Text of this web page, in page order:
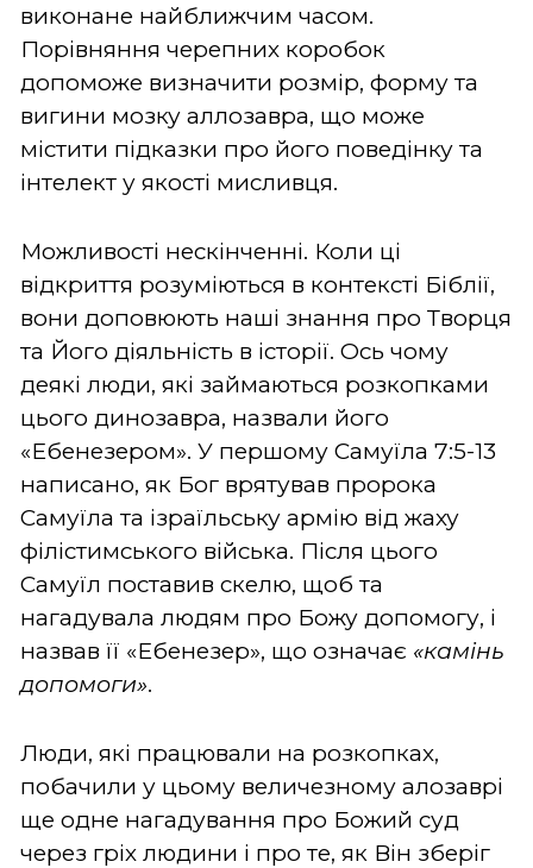
виконане найближчим часом.
Порівняння черепних коробок
допоможе визначити розмір, форму та
вигини мозку аллозавра, що може
містити підказки про його поведінку та
інтелект у якості мисливця.
Можливості нескінченні. Коли ці
відкриття розуміються в контексті Біблії,
вони доповюють наші знання про Творця
та Його діяльність в історії. Ось чому
деякі люди, які займаються розкопками
цього динозавра, назвали його
«Ебенезером». У першому Самуїла 7:5-13
написано, як Бог врятував пророка
Самуїла та ізраїльську армію від жаху
філістимського війська. Після цього
Самуїл поставив скелю, щоб та
нагадувала людям про Божу допомогу, і
назвав її «Ебенезер», що означає «камінь
допомоги».
Люди, які працювали на розкопках,
побачили у цьому величезному алозаврі
ще одне нагадування про Божий суд
через гріх людини і про те, як Він зберіг